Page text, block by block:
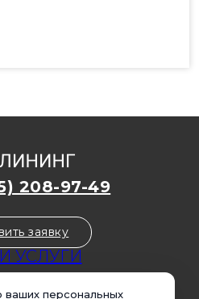
УСЛУГИ
208-97-49
заявку
ваших персональных